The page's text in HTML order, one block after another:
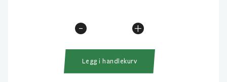
+
Olje
-
Legg i handlekurv